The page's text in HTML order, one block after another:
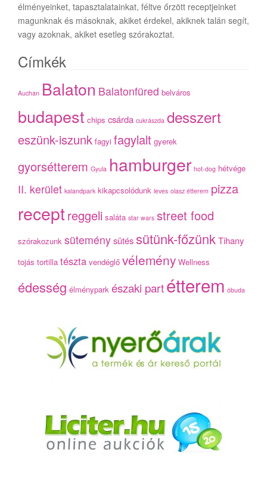
élményeinket, tapasztalatainkat, féltve őrzött receptjeinket
magunknak és másoknak, akiket érdekel, akiknek talán segít,
vagy azoknak, akiket esetleg szórakoztat.
Címkék
Auchan Balaton Balatonfüred belváros
budapest chips csárda cukrászda desszert
eszünk-iszunk fagyi fagylalt gyerek
gyorsétterem Gyula hamburger hot-dog hétvége
II. kerület kalandpark kikapcsolódunk leves olasz étterem pizza
receptreggeli saláta star wars street food
szórakozunk süteménysütéssütünk-főzünk Tihany
tojás tortilla tészta vendéglő vélemény Wellness
édesség élménypark északi partétterem óbuda